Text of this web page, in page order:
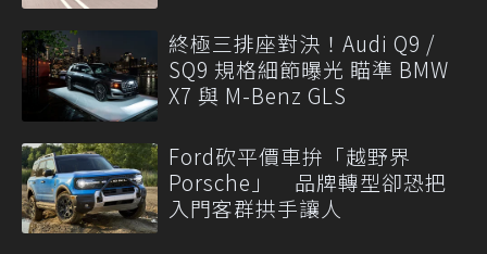
終極三排座對決！Audi Q9 /
SQ9 規格細節曝光 瞄準 BMW
X7 與 M-Benz GLS
Ford砍平價車拚「越野界
Porsche」 品牌轉型卻恐把
入門客群拱手讓人